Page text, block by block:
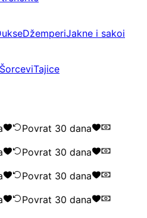
DžemperiJakne i sakoi
ŠorceviTajice
Povrat 30 dana
Povrat 30 dana
Povrat 30 dana
Povrat 30 dana